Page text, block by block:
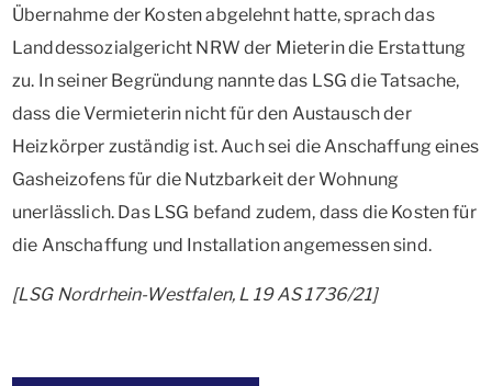
Übernahme der Kosten abgelehnt hatte, sprach das
Landdessozialgericht NRW der Mieterin die Erstattung
zu. In seiner Begründung nannte das LSG die Tatsache,
dass die Vermieterin nicht für den Austausch der
Heizkörper zuständig ist. Auch sei die Anschaffung eines
Gasheizofens für die Nutzbarkeit der Wohnung
unerlässlich. Das LSG befand zudem, dass die Kosten für
die Anschaffung und Installation angemessen sind.
[LSG Nordrhein-Westfalen, L 19 AS 1736/21]